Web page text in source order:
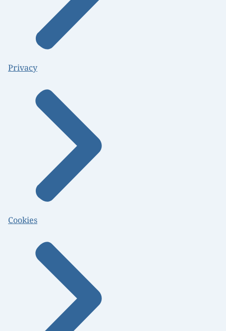
Privacy
Cookies